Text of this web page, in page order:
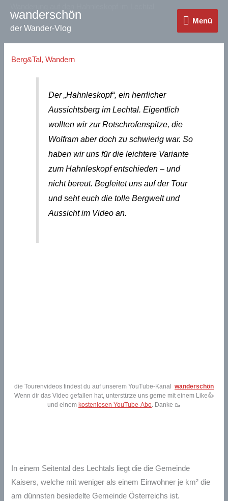
Inhalt
springen
wanderschön
der Wander-Vlog
Menü
Menü
Berg&Tal,Wandern
Der „Hahnleskopf“, ein herrlicher
Aussichtsberg im Lechtal. Eigentlich
wollten wir zur Rotschrofenspitze, die
Wolfram aber doch zu schwierig war. So
haben wir uns für die leichtere Variante
zum Hahnleskopf entschieden – und
nicht bereut. Begleitet uns auf der Tour
und seht euch die tolle Bergwelt und
Aussicht im Video an.
die Tourenvideos findest du auf unserem YouTube-Kanal
wanderschön
Wenn dir das Video gefallen hat, unterstütze uns gerne mit einem Like👍
und einem kostenlosen YouTube-Abo. Danke 🥾
In einem Seitental des Lechtals liegt die die Gemeinde
Kaisers, welche mit weniger als einem Einwohner je km² die
am dünnsten besiedelte Gemeinde Österreichs ist.